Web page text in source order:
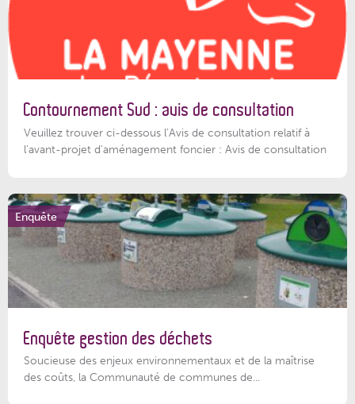
Contournement Sud : avis de consultation
Veuillez trouver ci-dessous l’Avis de consultation relatif à
l'avant-projet d'aménagement foncier : Avis de consultation
Enquête
Enquête gestion des déchets
Soucieuse des enjeux environnementaux et de la maîtrise
des coûts, la Communauté de communes de...